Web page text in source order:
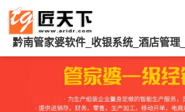
黔南管家婆软件_收银系统_酒店管理